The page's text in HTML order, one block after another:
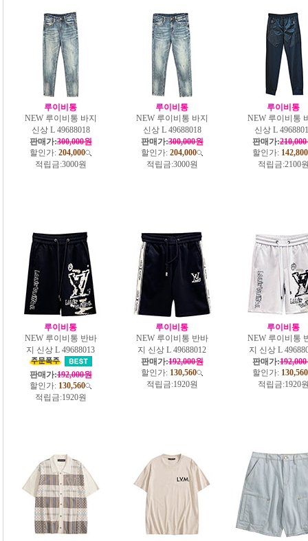
루이비통
NEW 루이비통 바지
신상 L 49688018
판매가:300,000원
할인가: 204,000
적립금:3000원
루이비통
NEW 루이비통 바지
신상 L 49688018
판매가:300,000원
할인가: 204,000
적립금:3000원
루이비통
NEW 루이비통
신상 L
판매가:
할인가: 142,800
적립금:2100
루이비통
NEW 루이비통 반바
지 신상 L 49688013
판매가:192,000원
할인가: 130,560
적립금:1920원
루이비통
NEW 루이비통 반바
지 신상 L 49688012
판매가:192,000원
할인가: 130,560
적립금:1920원
루이비통
NEW 루이비통
지 신상 L
판매가:
할인가: 130,560
적립금:1920